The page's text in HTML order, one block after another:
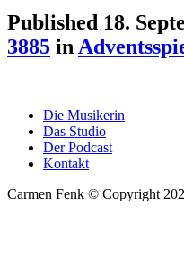
Published 18.
3885 in
Die Musikerin
Das Studio
Der Podcast
Kontakt
Carmen Fenk © Copyright